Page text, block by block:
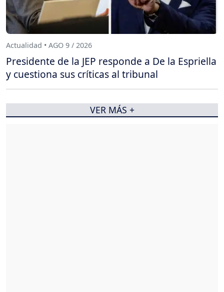
Actualidad • AGO 9 / 2026
Presidente de la JEP responde a De la Espriella
y cuestiona sus críticas al tribunal
VER MÁS +